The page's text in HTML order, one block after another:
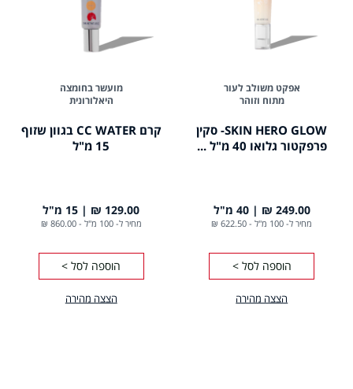
אפקט משולב לעור
מתוח וזוהר
SKIN HERO GLOW- סקין
פרפקטור גלואו 40 מ"ל ...
הצצה מהירה
249.00 ₪ 40 מ"ל
מחיר ל- 100 מ"ל -
622.50 ₪
הוספה לסל >
מועשר בחומצה
היאלורונית
קרם CC WATER בגוון שזוף
15 מ"ל
הצצה מהירה
129.00 ₪ 15 מ"ל
מחיר ל- 100 מ"ל -
860.00 ₪
הוספה לסל >